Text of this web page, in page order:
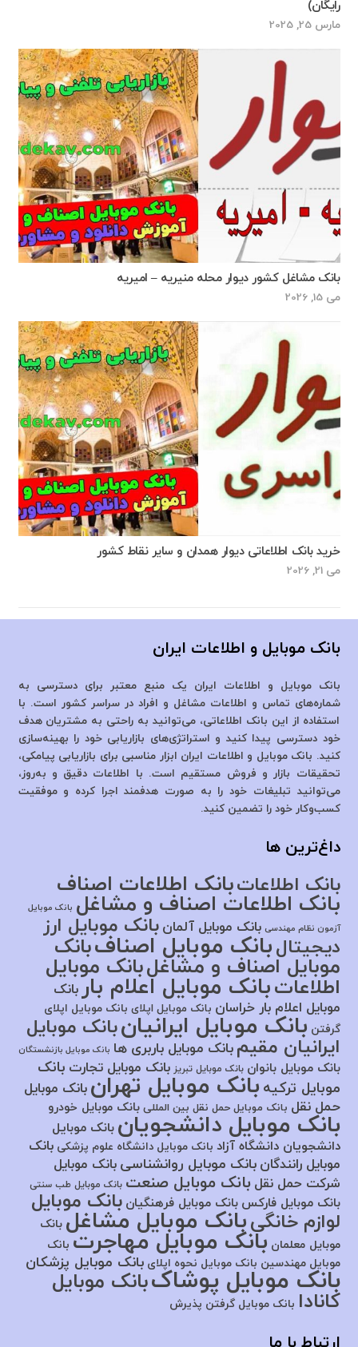
رایگان)
مارس 25, 2025
بانک مشاغل کشور دیوار محله منیریه – امیریه
می 15, 2026
خرید بانک اطلاعاتی دیوار همدان و سایر نقاط کشور
می 21, 2026
بانک موبایل و اطلاعات ایران
بانک موبایل و اطلاعات ایران یک منبع معتبر برای دسترسی به
شماره‌های تماس و اطلاعات مشاغل و افراد در سراسر کشور است. با
استفاده از این بانک اطلاعاتی، می‌توانید به راحتی به مشتریان هدف
خود دسترسی پیدا کنید و استراتژی‌های بازاریابی خود را بهینه‌سازی
کنید. بانک موبایل و اطلاعات ایران ابزار مناسبی برای بازاریابی پیامکی،
تحقیقات بازار و فروش مستقیم است. با اطلاعات دقیق و به‌روز،
می‌توانید تبلیغات خود را به صورت هدفمند اجرا کرده و موفقیت
کسب‌وکار خود را تضمین کنید.
داغ‌ترین ها
بانک اطلاعاتبانک اطلاعات اصناف
بانک اطلاعات اصناف و مشاغل بانک موبایل
آزمون نظام مهندسی بانک موبایل آلمان بانک موبایل ارز
دیجیتالبانک موبایل اصنافبانک
موبایل اصناف و مشاغلبانک موبایل
اطلاعاتبانک موبایل اعلام بار بانک
موبایل اعلام بار خراسان بانک موبایل اپلای بانک موبایل اپلای
گرفتن بانک موبایل ایرانیانبانک موبایل
ایرانیان مقیم بانک موبایل باربری ها بانک موبایل بازنشستگان
بانک موبایل بانوان بانک موبایل تبریز بانک موبایل تجارت بانک
موبایل ترکیه بانک موبایل تهران بانک موبایل
حمل نقل بانک موبایل حمل نقل بین المللی بانک موبایل خودرو
بانک موبایل دانشجویان بانک موبایل
دانشجویان دانشگاه آزاد بانک موبایل دانشگاه علوم پزشکی بانک
موبایل رانندگان بانک موبایل روانشناسی بانک موبایل
شرکت حمل نقل بانک موبایل صنعت بانک موبایل طب سنتی
بانک موبایل فارکس بانک موبایل فرهنگیان بانک موبایل
لوازم خانگیبانک موبایل مشاغلبانک
موبایل معلمان بانک موبایل مهاجرت بانک
موبایل مهندسین بانک موبایل نحوه اپلای بانک موبایل پزشکان
بانک موبایل پوشاکبانک موبایل
کانادا بانک موبایل گرفتن پذیرش